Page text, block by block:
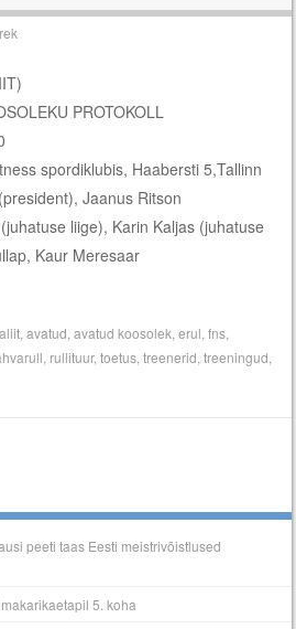
PROTOKOLL
spordiklubis, Haabersti 5,Tallinn
Jaanus Ritson
liige), Karin Kaljas (juhatuse
Kaur Meresaar
,avatud ,avatud koosolek ,erul ,fns
rullituur,toetus ,treenerid ,treeningud
peeti taas Eesti meistrivõistlused
5. koha